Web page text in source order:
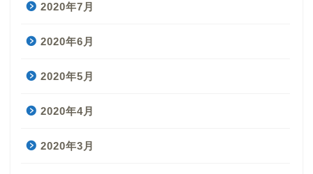
2020年7月
2020年6月
2020年5月
2020年4月
2020年3月